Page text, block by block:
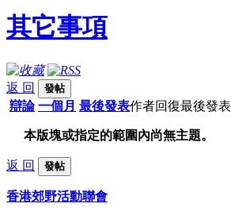
其它事項
返 回 發帖
辯論 一個月 最後發表作者回復最後發表
本版塊或指定的範圍內尚無主題。
返 回 發帖
香港郊野活動聯會